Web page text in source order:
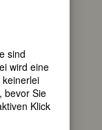
atelier
sind
wird eine
bevor Sie
Klick